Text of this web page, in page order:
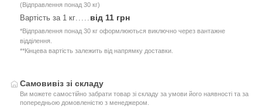
(Відправлення понад 30 кг)
Вартість за 1 кг від 11 грн
*Відправлення понад 30 кг оформлюються виключно через вантажне
відділення.
**Кінцева вартість залежить від напрямку доставки.
Самовивіз зі складу
Ви можете самостійно забрати товар зі складу за умови його наявності та за
попередньою домовленістю з менеджером.